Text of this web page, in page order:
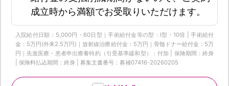
成立時から満額でお受取りいただけます。
入院給付日額：5,000円・60日型｜手術給付金等の型：Ⅰ型・10倍 | 手術給付
金：5万円(外来2.5万円)｜放射線治療給付金：5万円｜骨髄ドナー給付金：5万
円｜先進医療・患者申出療養特約（引受基準緩和型）：付加 | 保険期間：終身
| 保険料払込期間：終身 | 募集文書番号：募補07416-20260205